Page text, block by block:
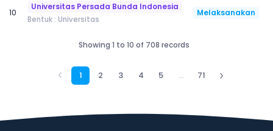
10
Universitas Persada Bunda Indonesia
Bentuk : Universitas
Melaksanakan
Showing 1 to 10 of 708 records
1 2 3 4 5 … 71